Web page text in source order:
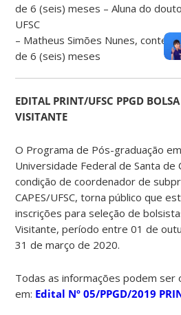
de 6 (seis) meses – Aluna do
UFSC
– Matheus Simões Nunes,
de 6 (seis) meses
EDITAL PRINT/UFSC PPGD BOLSA
VISITANTE
O Programa de Pós-graduação
Universidade Federal de Santa de
condição de coordenador de
CAPES/UFSC, torna público que
inscrições para seleção de
Visitante, período entre 01 de
31 de março de 2020.
Todas as informações podem ser
em: Edital Nº 05/PPGD/2019